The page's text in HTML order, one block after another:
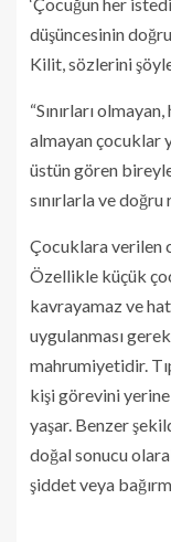
düşüncesinin doğru
Kilit, sözlerini
“Sınırları
almayan çocuklar
üstün gören
sınırlarla ve
Çocuklara verilen
Özellikle küçük
kavrayamaz ve
uygulanması
mahrumiyetidir.
kişi görevini yerine
yaşar. Benzer
doğal sonucu
şiddet veya